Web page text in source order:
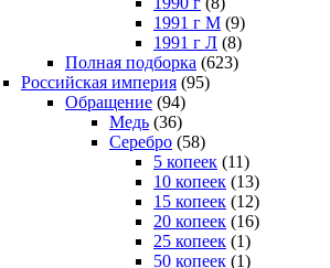
1991 г М (9)
1991 г Л (8)
Полная подборка (623)
Российская империя (95)
Обращение (94)
Медь (36)
Серебро (58)
5 копеек (11)
10 копеек (13)
15 копеек (12)
20 копеек (16)
25 копеек (1)
50 копеек (1)